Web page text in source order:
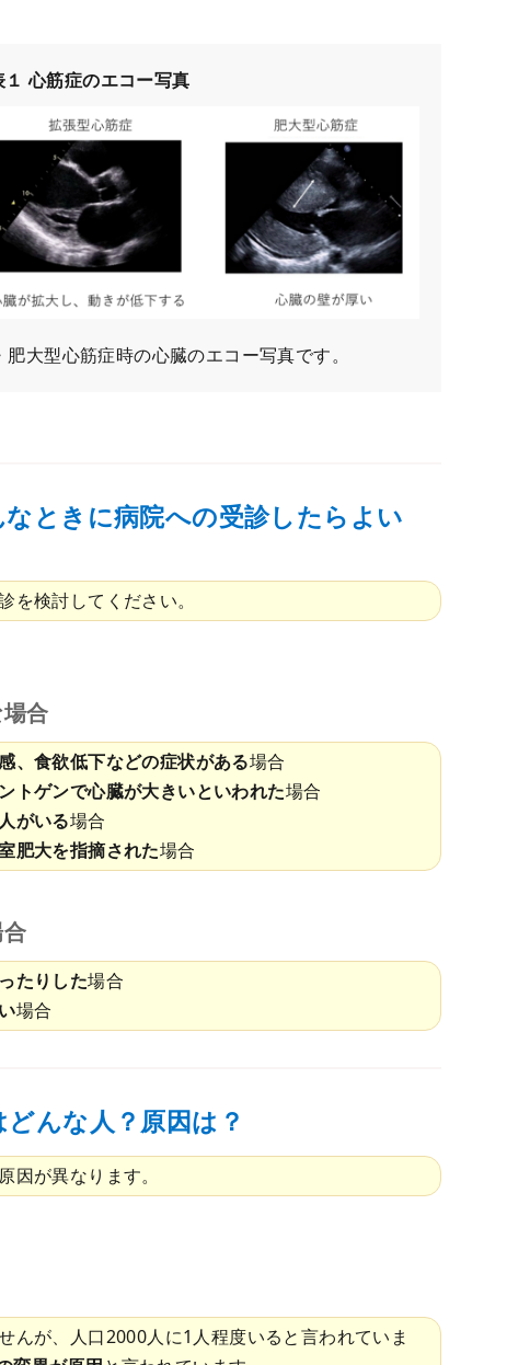
１ 心筋症のエコー写真
大型心筋症時の心臓のエコー写真です。
ときに病院への受診したらよい
を検討してください。
合
、食欲低下などの症状がある場合
トゲンで心臓が大きいといわれた場合
がいる場合
肥大を指摘された場合
たりした場合
場合
んな人？原因は？
因が異なります。
んが、人口2000人に1人程度いると言われていま